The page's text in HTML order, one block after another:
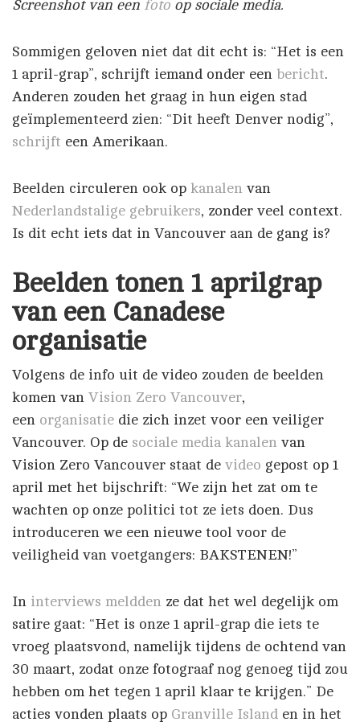
Screenshot van een foto op sociale media.
Sommigen geloven niet dat dit echt is: “Het is een
1 april-grap”, schrijft iemand onder een bericht.
Anderen zouden het graag in hun eigen stad
geïmplementeerd zien: “Dit heeft Denver nodig”,
schrijft een Amerikaan.
Beelden circuleren ook op kanalen van
Nederlandstalige gebruikers, zonder veel context.
Is dit echt iets dat in Vancouver aan de gang is?
Beelden tonen 1 aprilgrap
van een Canadese
organisatie
Volgens de info uit de video zouden de beelden
komen van Vision Zero Vancouver,
een organisatie die zich inzet voor een veiliger
Vancouver. Op de sociale media kanalen van
Vision Zero Vancouver staat de video gepost op 1
april met het bijschrift: “We zijn het zat om te
wachten op onze politici tot ze iets doen. Dus
introduceren we een nieuwe tool voor de
veiligheid van voetgangers: BAKSTENEN!”
In interviews meldden ze dat het wel degelijk om
satire gaat: “Het is onze 1 april-grap die iets te
vroeg plaatsvond, namelijk tijdens de ochtend van
30 maart, zodat onze fotograaf nog genoeg tijd zou
hebben om het tegen 1 april klaar te krijgen.” De
acties vonden plaats op Granville Island en in het